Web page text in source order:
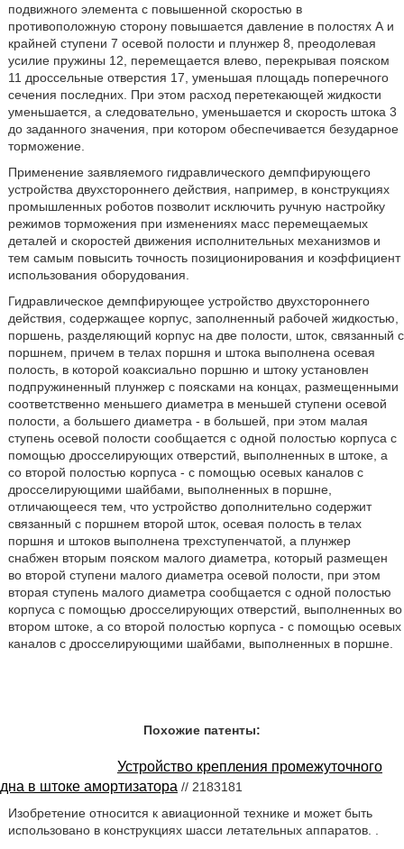
подвижного элемента с повышенной скоростью в
противоположную сторону повышается давление в полостях А и
крайней ступени 7 осевой полости и плунжер 8, преодолевая
усилие пружины 12, перемещается влево, перекрывая пояском
11 дроссельные отверстия 17, уменьшая площадь поперечного
сечения последних. При этом расход перетекающей жидкости
уменьшается, а следовательно, уменьшается и скорость штока 3
до заданного значения, при котором обеспечивается безударное
торможение.
Применение заявляемого гидравлического демпфирующего
устройства двухстороннего действия, например, в конструкциях
промышленных роботов позволит исключить ручную настройку
режимов торможения при изменениях масс перемещаемых
деталей и скоростей движения исполнительных механизмов и
тем самым повысить точность позиционирования и коэффициент
использования оборудования.
Гидравлическое демпфирующее устройство двухстороннего
действия, содержащее корпус, заполненный рабочей жидкостью,
поршень, разделяющий корпус на две полости, шток, связанный с
поршнем, причем в телах поршня и штока выполнена осевая
полость, в которой коаксиально поршню и штоку установлен
подпружиненный плунжер с поясками на концах, размещенными
соответственно меньшего диаметра в меньшей ступени осевой
полости, а большего диаметра - в большей, при этом малая
ступень осевой полости сообщается с одной полостью корпуса с
помощью дросселирующих отверстий, выполненных в штоке, а
со второй полостью корпуса - с помощью осевых каналов с
дросселирующими шайбами, выполненных в поршне,
отличающееся тем, что устройство дополнительно содержит
связанный с поршнем второй шток, осевая полость в телах
поршня и штоков выполнена трехступенчатой, а плунжер
снабжен вторым пояском малого диаметра, который размещен
во второй ступени малого диаметра осевой полости, при этом
вторая ступень малого диаметра сообщается с одной полостью
корпуса с помощью дросселирующих отверстий, выполненных во
втором штоке, а со второй полостью корпуса - с помощью осевых
каналов с дросселирующими шайбами, выполненных в поршне.
Похожие патенты:
Устройство крепления промежуточного
дна в штоке амортизатора // 2183181
Изобретение относится к авиационной технике и может быть
использовано в конструкциях шасси летательных аппаратов. .